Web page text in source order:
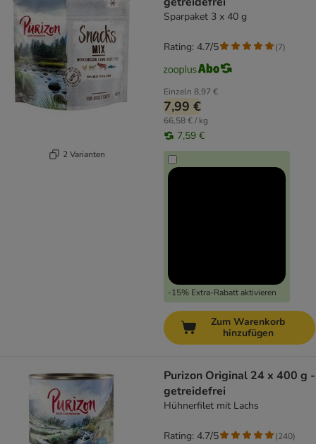
2 Varianten
Sparpaket 3 x 40 g
Einzeln 8,97 €
7,99 €
66,58 € / kg
7,59 €
-15% Extra-Rabatt aktivieren
Rating: 4.7/5 (7)
Zum Warenkorb
hinzufügen
Purizon Original 24 x 400 g -
getreidefrei
Hühnerfilet mit Lachs
Rating: 4.7/5 (240)